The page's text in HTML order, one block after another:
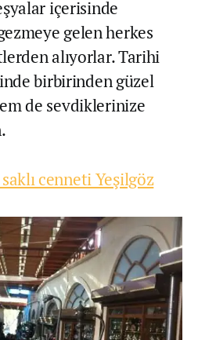
içerisinde
gelen herkes
alıyorlar. Tarihi
birbirinden güzel
de sevdiklerinize
cenneti Yeşilgöz